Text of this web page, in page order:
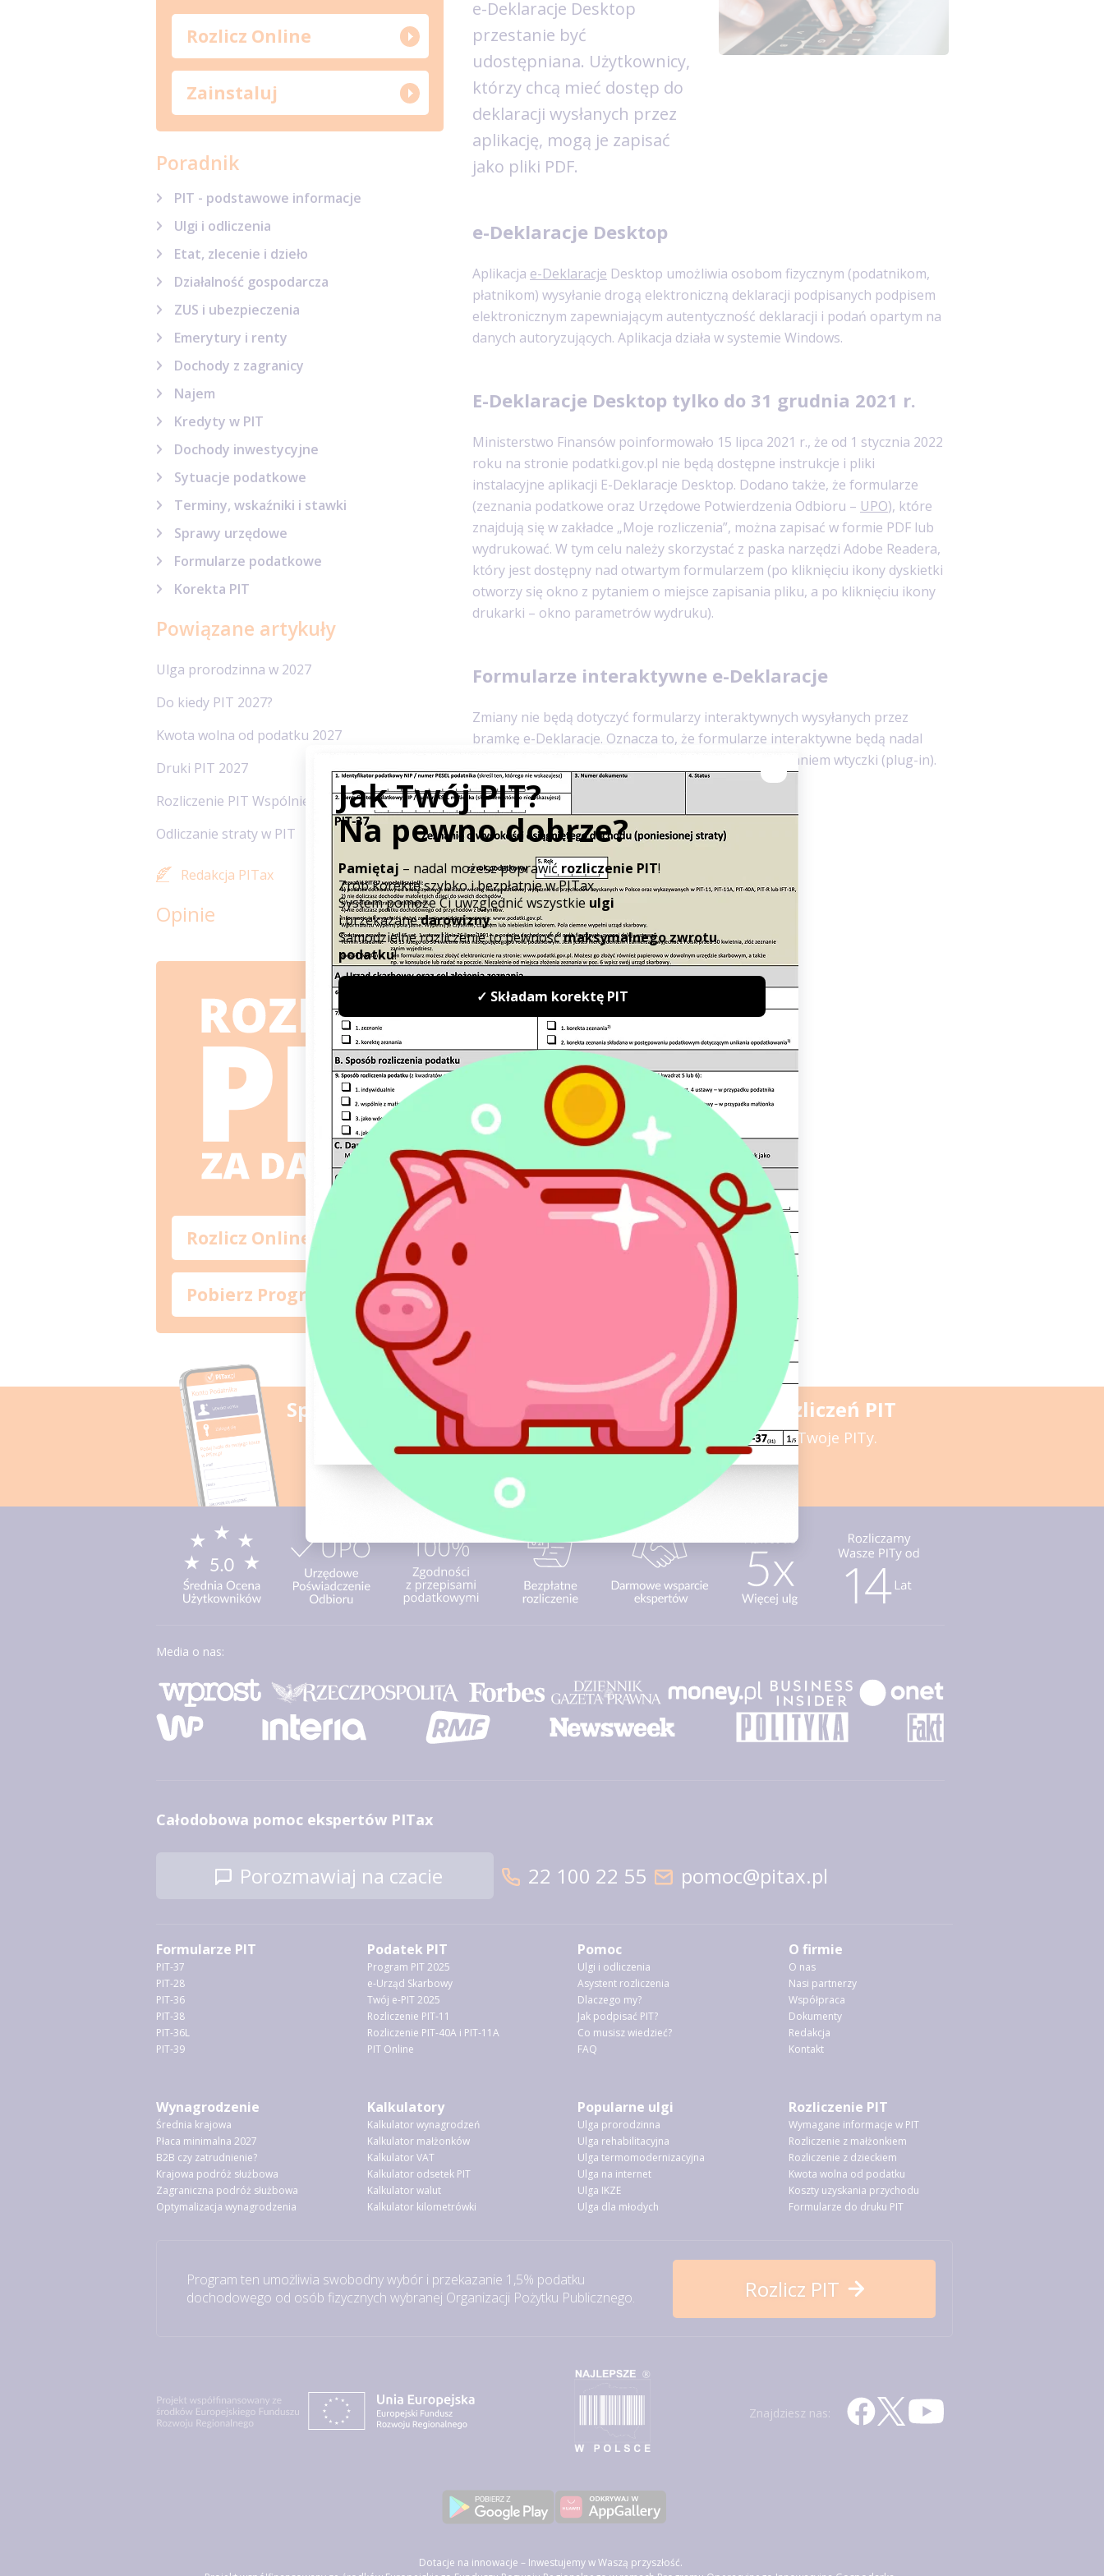
e-Deklaracje Desktop
przestanie być
udostępniana. Użytkownicy,
którzy chcą mieć dostęp do
deklaracji wysłanych przez
aplikację, mogą je zapisać
jako pliki PDF.
e-Deklaracje Desktop
Aplikacja e-Deklaracje Desktop umożliwia osobom fizycznym (podatnikom,
płatnikom) wysyłanie drogą elektroniczną deklaracji podpisanych podpisem
elektronicznym zapewniającym autentyczność deklaracji i podań opartym na
danych autoryzujących. Aplikacja działa w systemie Windows.
E-Deklaracje Desktop tylko do 31 grudnia 2021 r.
Ministerstwo Finansów poinformowało 15 lipca 2021 r., że od 1 stycznia 2022
roku na stronie podatki.gov.pl nie będą dostępne instrukcje i pliki
instalacyjne aplikacji E-Deklaracje Desktop. Dodano także, że formularze
(zeznania podatkowe oraz Urzędowe Potwierdzenia Odbioru – UPO), które
znajdują się w zakładce „Moje rozliczenia”, można zapisać w formie PDF lub
wydrukować. W tym celu należy skorzystać z paska narzędzi Adobe Readera,
który jest dostępny nad otwartym formularzem (po kliknięciu ikony dyskietki
otworzy się okno z pytaniem o miejsce zapisania pliku, a po kliknięciu ikony
drukarki – okno parametrów wydruku).
Formularze interaktywne e-Deklaracje
Zmiany nie będą dotyczyć formularzy interaktywnych wysyłanych przez
bramkę e-Deklaracje. Oznacza to, że formularze interaktywne będą nadal
udostępniane i będzie je można wysyłać z wykorzystaniem wtyczki (plug-in).
Rozlicz Online
Zainstaluj
Poradnik
PIT - podstawowe informacje
Ulgi i odliczenia
Etat, zlecenie i dzieło
Działalność gospodarcza
ZUS i ubezpieczenia
Emerytury i renty
Dochody z zagranicy
Najem
Kredyty w PIT
Dochody inwestycyjne
Sytuacje podatkowe
Terminy, wskaźniki i stawki
Sprawy urzędowe
Formularze podatkowe
Korekta PIT
Powiązane artykuły
Ulga prorodzinna w 2027
Do kiedy PIT 2027?
Kwota wolna od podatku 2027
Druki PIT 2027
Rozliczenie PIT Wspólnie z małżonkiem
Odliczanie straty w PIT
Redakcja PITax
Opinie
Rozlicz Online
Pobierz Program
Sprawdź najwyżej oceniany w Polsce program do rozliczeń PIT
PITax Twoje rozliczenie PIT to wygodny, szybki i darmowy sposób na Twoje PITy.
Media o nas:
Całodobowa pomoc ekspertów PITax
Porozmawiaj na czacie 22 100 22 55 pomoc@pitax.pl
Formularze PIT
PIT-37
PIT-28
PIT-36
PIT-38
PIT-36L
PIT-39
Podatek PIT
Program PIT 2025
e-Urząd Skarbowy
Twój e-PIT 2025
Rozliczenie PIT-11
Rozliczenie PIT-40A i PIT-11A
PIT Online
Pomoc
Ulgi i odliczenia
Asystent rozliczenia
Dlaczego my?
Jak podpisać PIT?
Co musisz wiedzieć?
FAQ
O firmie
O nas
Nasi partnerzy
Współpraca
Dokumenty
Redakcja
Kontakt
Wynagrodzenie
Średnia krajowa
Płaca minimalna 2027
B2B czy zatrudnienie?
Krajowa podróż służbowa
Zagraniczna podróż służbowa
Optymalizacja wynagrodzenia
Kalkulatory
Kalkulator wynagrodzeń
Kalkulator małżonków
Kalkulator VAT
Kalkulator odsetek PIT
Kalkulator walut
Kalkulator kilometrówki
Popularne ulgi
Ulga prorodzinna
Ulga rehabilitacyjna
Ulga termomodernizacyjna
Ulga na internet
Ulga IKZE
Ulga dla młodych
Rozliczenie PIT
Wymagane informacje w PIT
Rozliczenie z małżonkiem
Rozliczenie z dzieckiem
Kwota wolna od podatku
Koszty uzyskania przychodu
Formularze do druku PIT
Program ten umożliwia swobodny wybór i przekazanie 1,5% podatku
dochodowego od osób fizycznych wybranej Organizacji Pożytku Publicznego.
Rozlicz PIT
Znajdziesz nas:
Dotacje na innowacje – Inwestujemy w Waszą przyszłość.